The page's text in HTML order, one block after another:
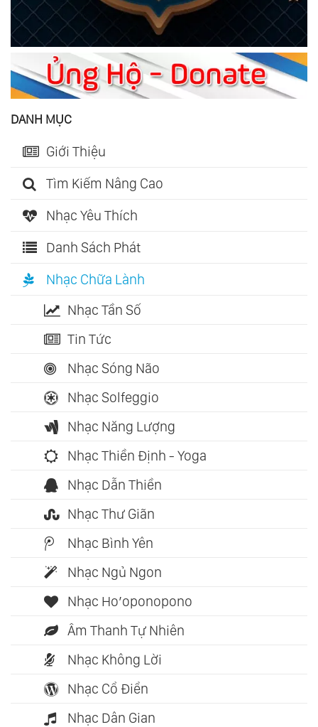
DANH MỤC
Giới Thiệu
Tìm Kiếm Nâng Cao
Nhạc Yêu Thích
Danh Sách Phát
Nhạc Chữa Lành
Nhạc Tần Số
Tin Tức
Nhạc Sóng Não
Nhạc Solfeggio
Nhạc Năng Lượng
Nhạc Thiền Định - Yoga
Nhạc Dẫn Thiền
Nhạc Thư Giãn
Nhạc Bình Yên
Nhạc Ngủ Ngon
Nhạc Ho’oponopono
Âm Thanh Tự Nhiên
Nhạc Không Lời
Nhạc Cổ Điển
Nhạc Dân Gian